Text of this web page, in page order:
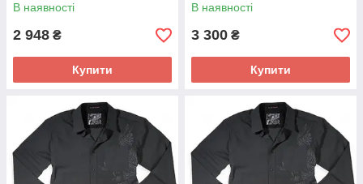
В наявності
2 948 ₴
Купити
В наявності
3 300 ₴
Купити